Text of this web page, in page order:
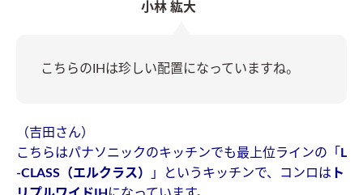
小林 紘大
こちらのIHは珍しい配置になっていますね。
（吉田さん）
こちらはパナソニックのキッチンでも最上位ラインの「 L
-CLASS（エルクラス）
」というキッチンで、コンロは ト